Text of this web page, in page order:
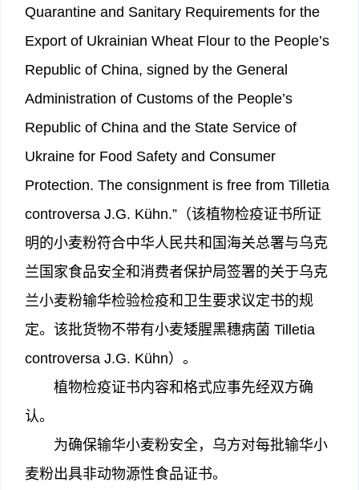
Quarantine and Sanitary Requirements for the
Export of Ukrainian Wheat Flour to the People’s
Republic of China, signed by the General
Administration of Customs of the People’s
Republic of China and the State Service of
Ukraine for Food Safety and Consumer
Protection. The consignment is free from Tilletia
controversa J.G. Kühn.”（该植物检疫证书所证
明的小麦粉符合中华人民共和国海关总署与乌克
兰国家食品安全和消费者保护局签署的关于乌克
兰小麦粉输华检验检疫和卫生要求议定书的规
定。该批货物不带有小麦矮腥黑穗病菌 Tilletia
controversa J.G. Kühn）。
植物检疫证书内容和格式应事先经双方确
认。
为确保输华小麦粉安全，乌方对每批输华小
麦粉出具非动物源性食品证书。